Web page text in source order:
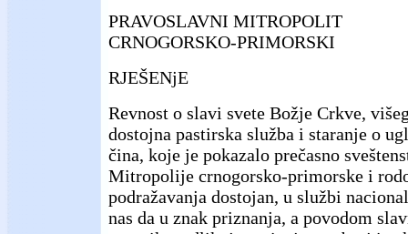
PRAVOSLAVNI MITROPOLIT
CRNOGORSKO-PRIMORSKI
RJEŠENjE
Revnost o slavi svete Božje Crkve,
dostojna pastirska služba i staranje o
čina, koje je pokazalo prečasno
Mitropolije crnogorsko-primorske i
podražavanja dostojan, u službi
nas da u znak priznanja, a povodom